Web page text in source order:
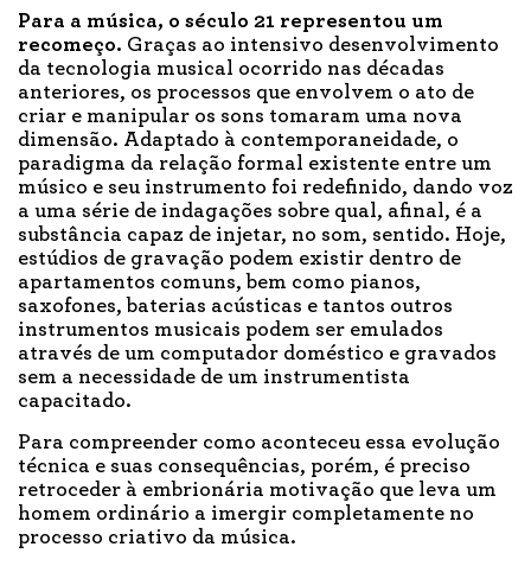
Para a música, o século 21 representou um
recomeço. Graças ao intensivo desenvolvimento
da tecnologia musical ocorrido nas décadas
anteriores, os processos que envolvem o ato de
criar e manipular os sons tomaram uma nova
dimensão. Adaptado à contemporaneidade, o
paradigma da relação formal existente entre um
músico e seu instrumento foi redefinido, dando voz
a uma série de indagações sobre qual, afinal, é a
substância capaz de injetar, no som, sentido. Hoje,
estúdios de gravação podem existir dentro de
apartamentos comuns, bem como pianos,
saxofones, baterias acústicas e tantos outros
instrumentos musicais podem ser emulados
através de um computador doméstico e gravados
sem a necessidade de um instrumentista
capacitado.
Para compreender como aconteceu essa evolução
técnica e suas consequências, porém, é preciso
retroceder à embrionária motivação que leva um
homem ordinário a imergir completamente no
processo criativo da música.